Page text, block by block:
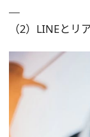
（2）LINEとリ